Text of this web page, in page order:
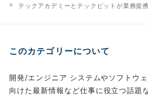
テックアカデミーとテックピットが業務提
このカテゴリーについて
開発/エンジニア システムやソフトウ
向けた最新情報など仕事に役立つ話題